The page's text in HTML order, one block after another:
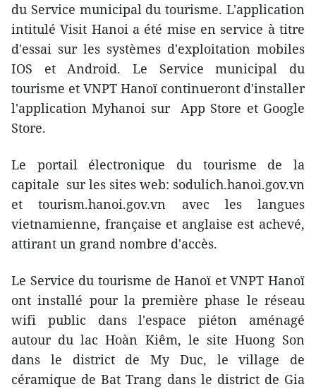
du Service municipal du tourisme. L'application
intitulé Visit Hanoi a été mise en service à titre
d'essai sur les systèmes d'exploitation mobiles
IOS et Android. Le Service municipal du
tourisme et VNPT Hanoï continueront d'installer
l'application Myhanoi sur App Store et Google
Store.
Le portail électronique du tourisme de la
capitale sur les sites web: sodulich.hanoi.gov.vn
et tourism.hanoi.gov.vn avec les langues
vietnamienne, française et anglaise est achevé,
attirant un grand nombre d'accès.
Le Service du tourisme de Hanoï et VNPT Hanoï
ont installé pour la première phase le réseau
wifi public dans l'espace piéton aménagé
autour du lac Hoàn Kiêm, le site Huong Son
dans le district de My Duc, le village de
céramique de Bat Trang dans le district de Gia